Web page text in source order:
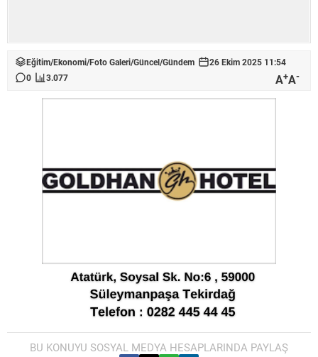
Eğitim/Ekonomi/Foto Galeri/Güncel/Gündem
26 Ekim 2025 11:54
0
3.077 A+A-
BU KONUYU SOSYAL MEDYA HESAPLARINDA PAYLAŞ